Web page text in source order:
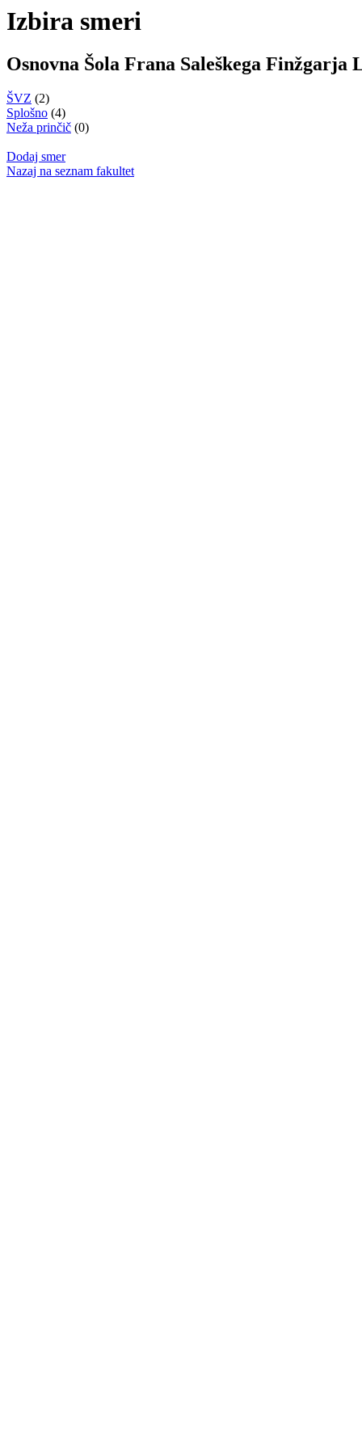
Izbira smeri
Osnovna Šola Frana Saleškega Finžgarja
ŠVZ (2)
Splošno (4)
Neža prinčič (0)
Dodaj smer
Nazaj na seznam fakultet